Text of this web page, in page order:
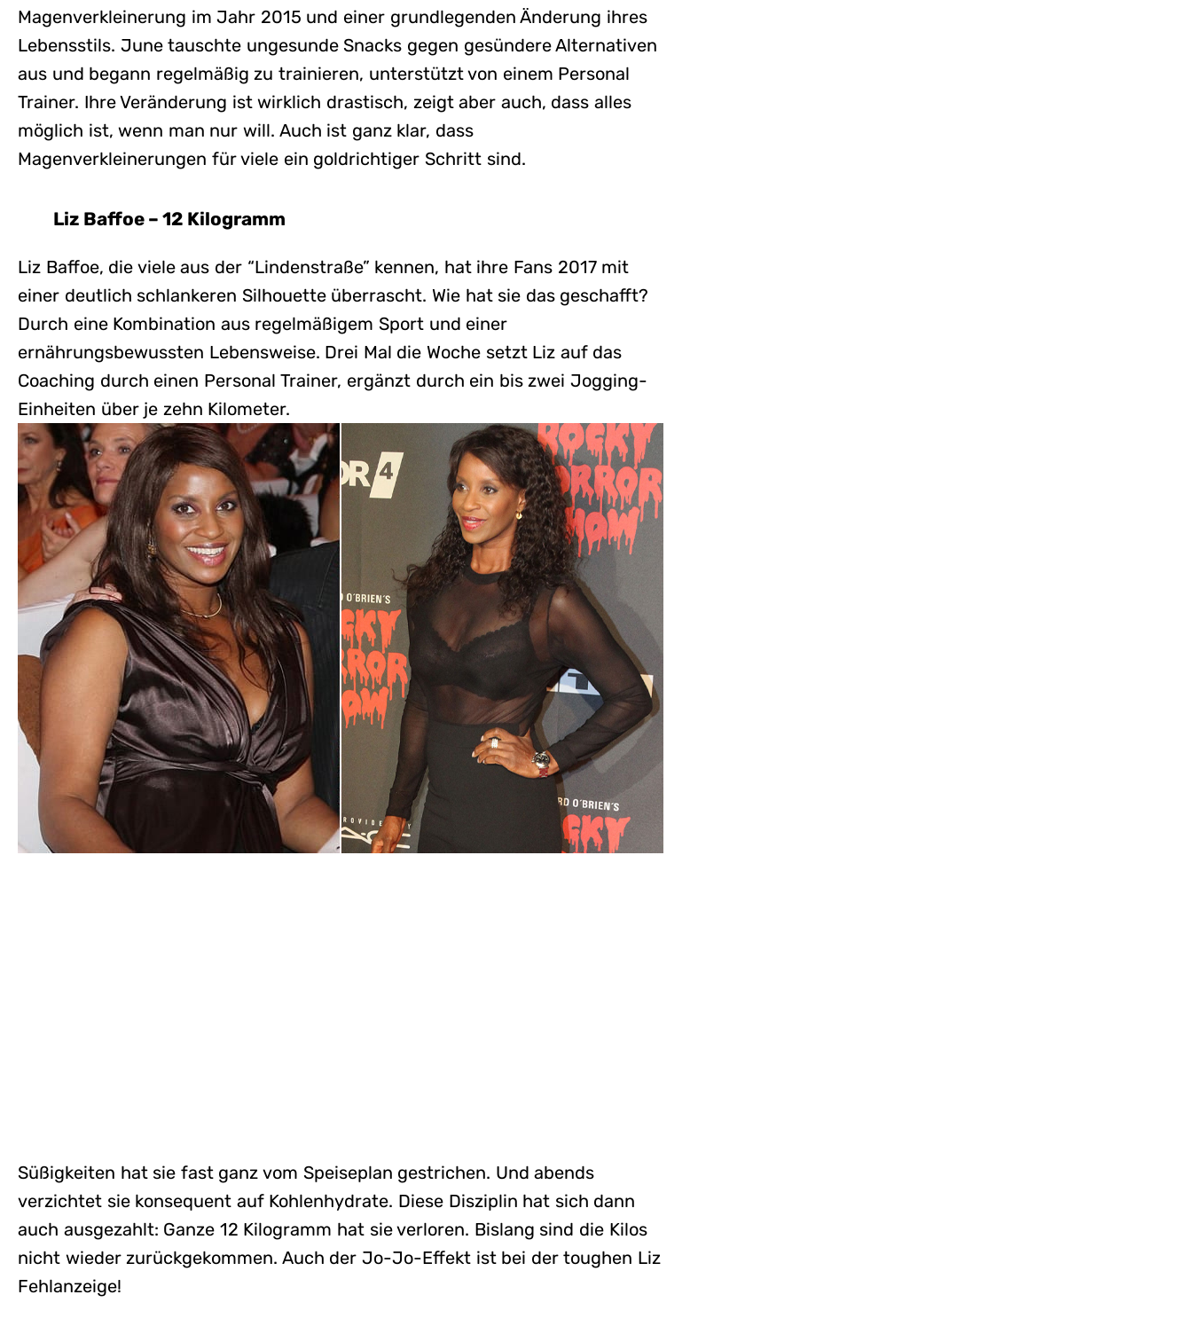
Magenverkleinerung im Jahr 2015 und einer grundlegenden Änderung ihres
Lebensstils. June tauschte ungesunde Snacks gegen gesündere Alternativen
aus und begann regelmäßig zu trainieren, unterstützt von einem Personal
Trainer. Ihre Veränderung ist wirklich drastisch, zeigt aber auch, dass alles
möglich ist, wenn man nur will. Auch ist ganz klar, dass
Magenverkleinerungen für viele ein goldrichtiger Schritt sind.
Liz Baffoe – 12 Kilogramm
Liz Baffoe, die viele aus der “Lindenstraße” kennen, hat ihre Fans 2017 mit
einer deutlich schlankeren Silhouette überrascht. Wie hat sie das geschafft?
Durch eine Kombination aus regelmäßigem Sport und einer
ernährungsbewussten Lebensweise. Drei Mal die Woche setzt Liz auf das
Coaching durch einen Personal Trainer, ergänzt durch ein bis zwei Jogging-
Einheiten über je zehn Kilometer.
Süßigkeiten hat sie fast ganz vom Speiseplan gestrichen. Und abends
verzichtet sie konsequent auf Kohlenhydrate. Diese Disziplin hat sich dann
auch ausgezahlt: Ganze 12 Kilogramm hat sie verloren. Bislang sind die Kilos
nicht wieder zurückgekommen. Auch der Jo-Jo-Effekt ist bei der toughen Liz
Fehlanzeige!